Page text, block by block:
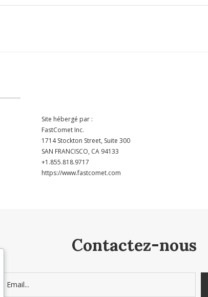
Site hébergé par :
FastComet Inc.
1714 Stockton Street, Suite 300
SAN FRANCISCO, CA 94133
+1.855.818.9717
https://www.fastcomet.com
Contactez-nous